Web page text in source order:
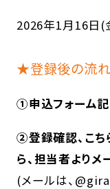
2026年1月16日(
★登録後の流れ
①申込フォーム記
②登録確認、こち
ら、担当者よりメ
(メールは、